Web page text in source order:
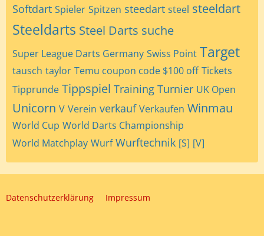
Softdart Spieler Spitzen steedart steel steeldart
Steeldarts Steel Darts suche
Super League Darts Germany Swiss Point Target
tausch taylor Temu coupon code $100 off Tickets
Tipprunde Tippspiel Training Turnier UK Open
Unicorn V Verein verkauf Verkaufen Winmau
World Cup World Darts Championship
World Matchplay Wurf Wurftechnik [S] [V]
Datenschutzerklärung Impressum